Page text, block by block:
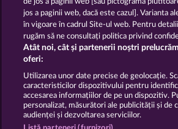
Declarație de
Asistență tehnică
Întrebări frecvente
Trimite Cererea de
jos a paginii web, dacă este cazul]. Varianta
în vigoare în cadrul Site-ul web. Pentru
rugăm să ne consultați politica privind
Atât noi, cât și partenerii noștri
oferi:
Utilizarea unor date precise de geolocație.
caracteristicilor dispozitivului pentru
accesarea informațiilor de pe un dispozitiv.
personalizat, măsurători ale publicității și de
audienței și dezvoltarea serviciilor.